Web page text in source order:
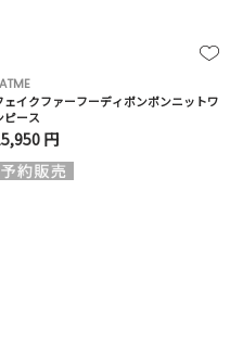
ェイクファーフーディポンポンニットワ
ピース
円